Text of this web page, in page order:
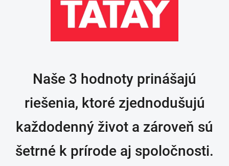
Naše 3 hodnoty prinášajú
riešenia, ktoré zjednodušujú
každodenný život a zároveň sú
šetrné k prírode aj spoločnosti.